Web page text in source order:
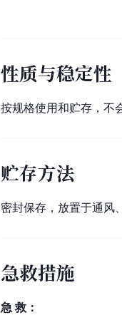
性质与稳定性
按规格使用和贮存，不
贮存方法
密封保存，放置于通风
急救措施
急 救：